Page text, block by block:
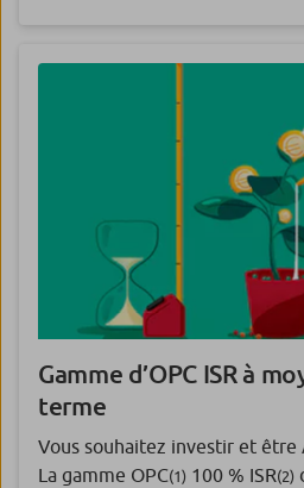
Gamme d’OPC ISR à
terme
Vous souhaitez investir et
La gamme OPC(1) 100 % ISR(2)